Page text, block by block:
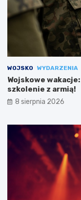
WOJSKO WYDARZENIA
Wojskowe
szkolenie z armią!
8 sierpnia 2026